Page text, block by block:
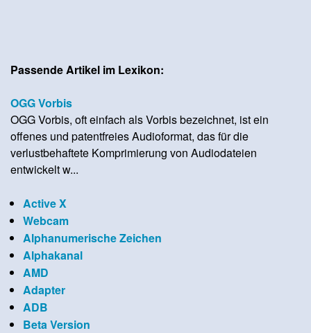
Passende Artikel im Lexikon:
OGG Vorbis
OGG Vorbis, oft einfach als Vorbis bezeichnet, ist ein
offenes und patentfreies Audioformat, das für die
verlustbehaftete Komprimierung von Audiodateien
entwickelt w...
Active X
Webcam
Alphanumerische Zeichen
Alphakanal
AMD
Adapter
ADB
Beta Version